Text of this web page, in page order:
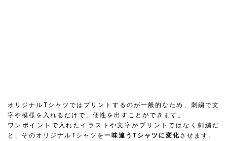
オリジナルTシャツではプリントするのが一般的なため、刺繍で文
字や模様を入れるだけで、個性を出すことができます。
ワンポイントで入れたイラストや文字がプリントではなく刺繍だ
と、そのオリジナルTシャツを 一味違うTシャツに変化させます。